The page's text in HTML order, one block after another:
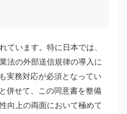
ています。特に日本では、
法の外部送信規律の導入に
実務対応が必須となってい
併せて、この同意書を整備
向上の両面において極めて